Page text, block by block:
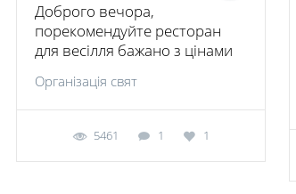
Доброго вечора,
порекомендуйте ресторан
для весілля бажано з цінами
Організація свят
5461 1 1